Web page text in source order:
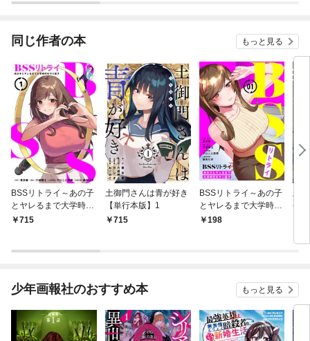
同じ作者の本 もっと見る
BSSリトライ～あの子
とヤレるまで大学時代
をやり直す～【単行本
715
土御門さんは青が好き
【単行本版】1
715
BSSリトライ～あの子
とヤレるまで大学時代
をやり直す～(1)
198
土
(1)
少年画報社のおすすめ本 もっと見る